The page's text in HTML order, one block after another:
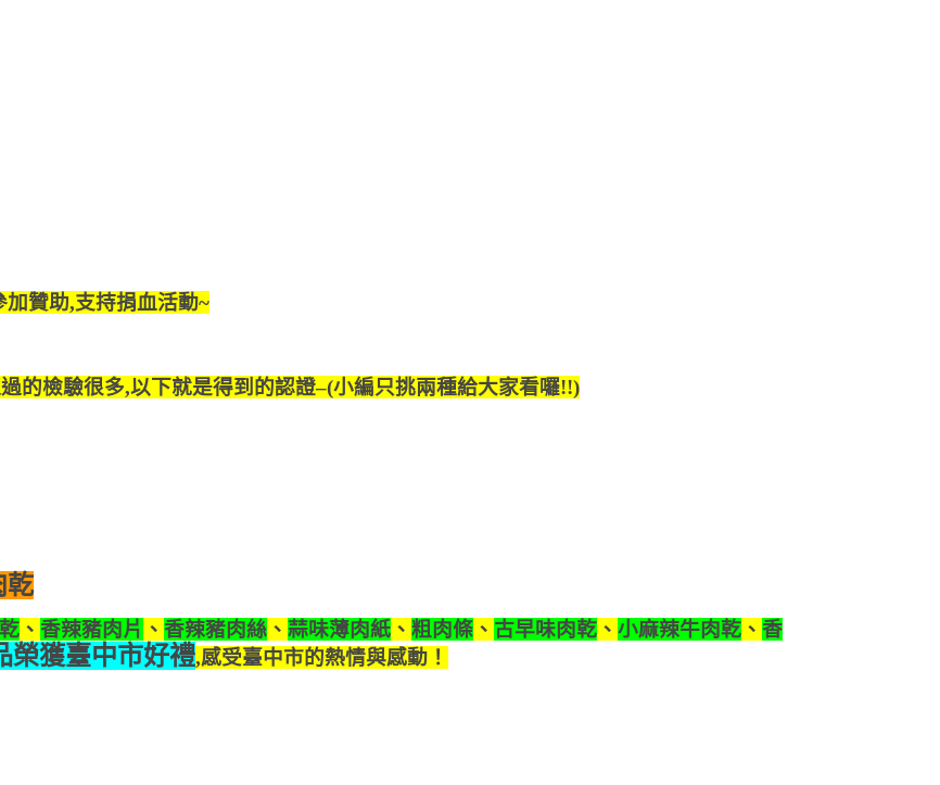
贊助,支持捐血活動~
的檢驗很多,以下就是得到的認證–(小編只挑兩種給大家看囉!!)
乾
乾 、 香辣豬肉片 、 香辣豬肉絲 、 蒜味薄肉紙 、 粗肉條 、 古早味肉乾 、 小麻辣牛肉乾 、 香
榮獲臺中市好禮,感受臺中市的熱情與感動！